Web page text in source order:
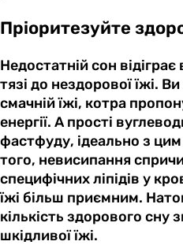
Пріоритезуйте
Недостатній сон
тязі до нездорової їжі.
смачній їжі, котра
енергії. А прості
фастфуду, ідеально з
того, невисипання
специфічних ліпідів у
їжі більш приємним.
кількість здорового сну
шкідливої їжі.